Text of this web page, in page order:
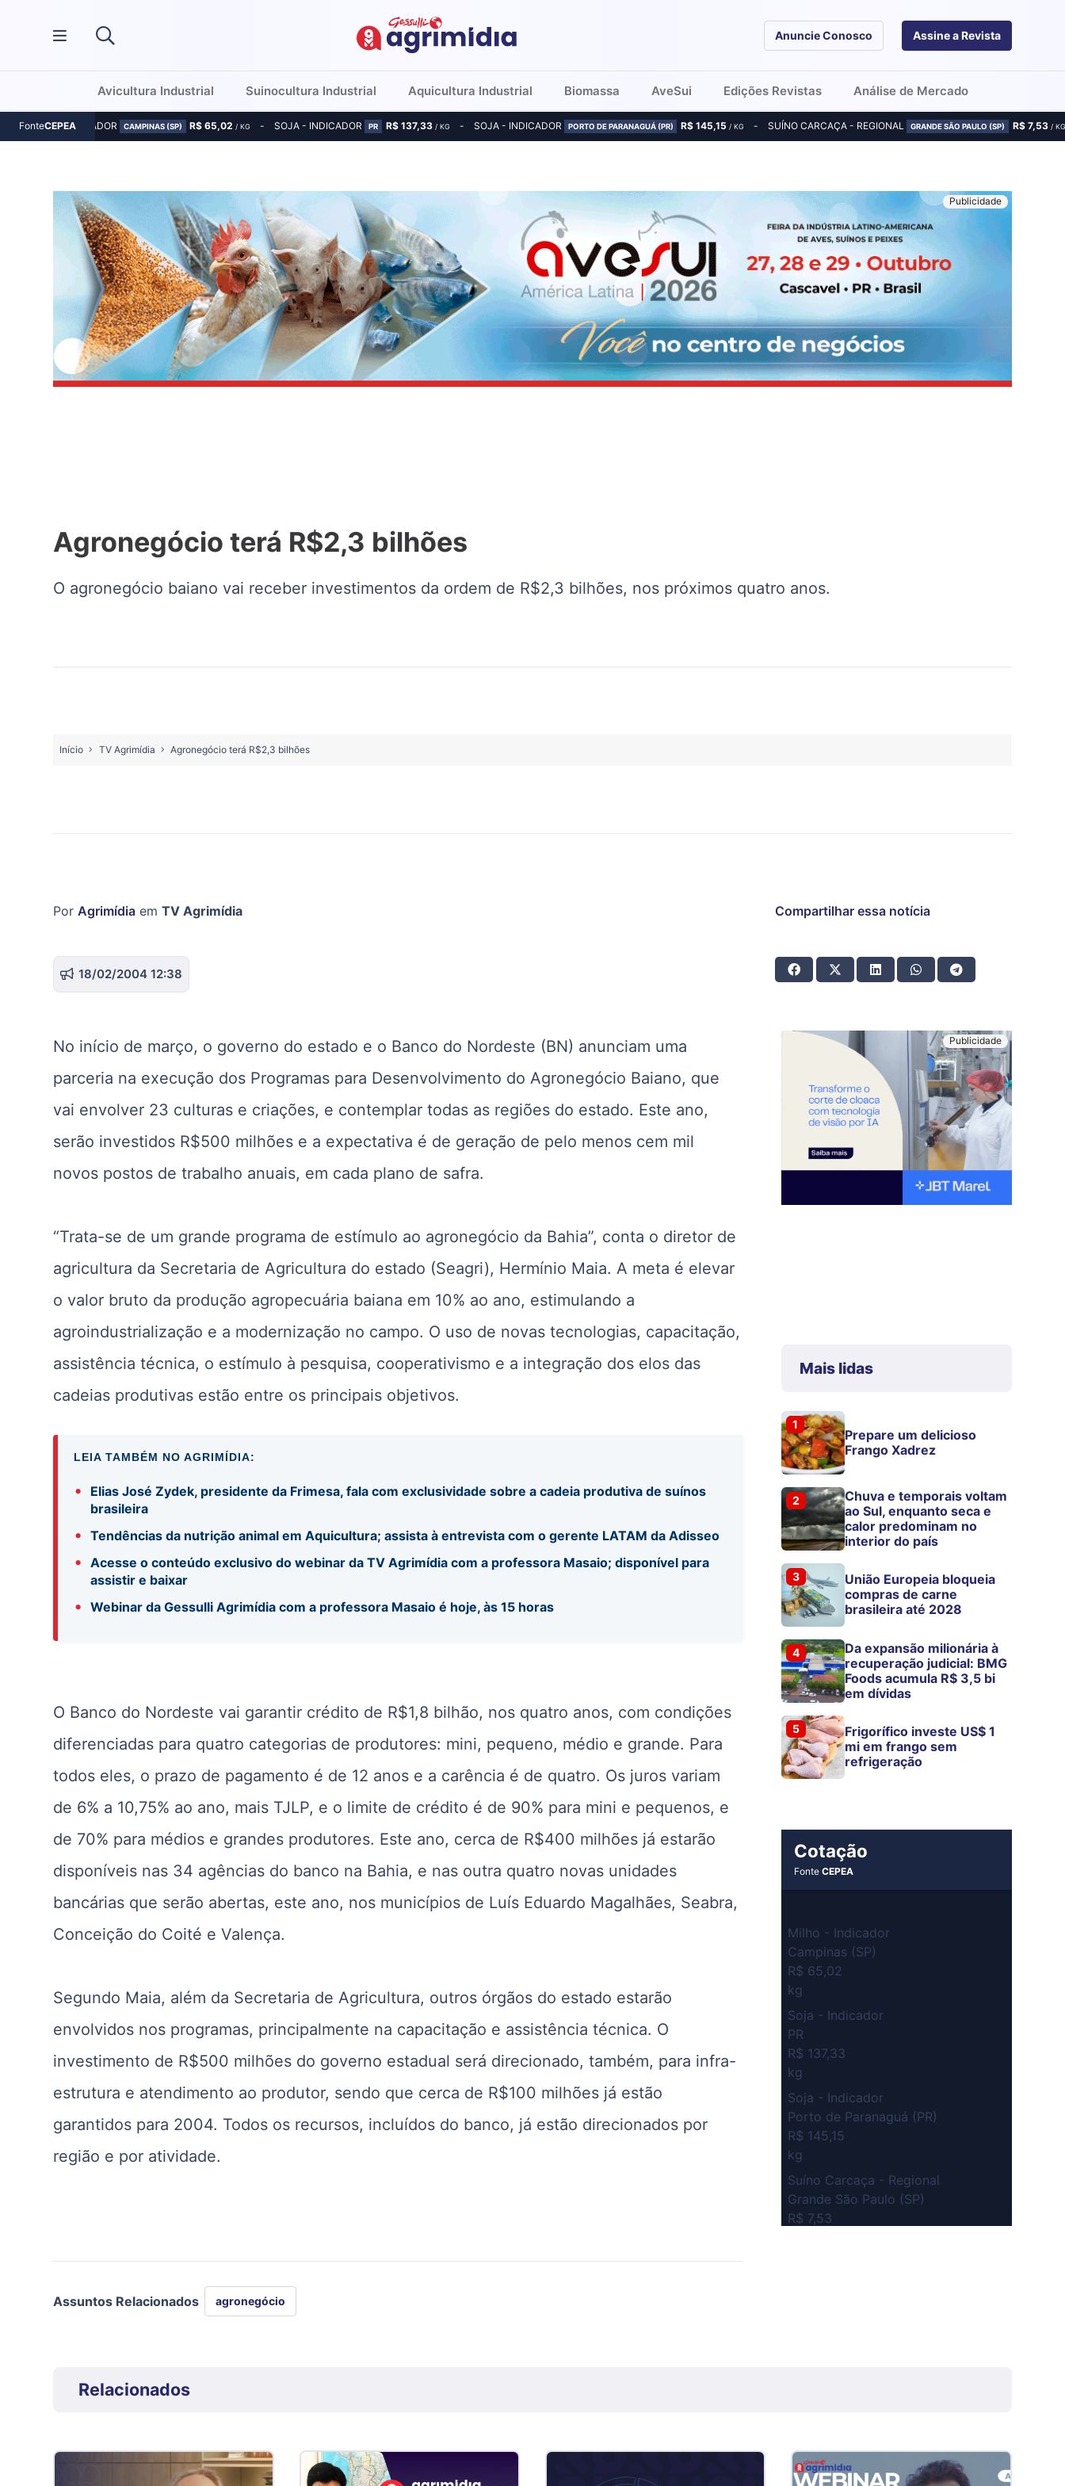
Anuncie Conosco Assine a Revista
Avicultura Industrial Suinocultura Industrial Aquicultura Industrial Biomassa AveSui Edições Revistas Análise de Mercado
FonteCEPEA
MILHO - INDICADOR CAMPINAS (SP) R$ 65,02 / KG SOJA - INDICADOR PR R$ 137,33/ KG SOJA - INDICADOR PORTO DE PARANAGUÁ (PR) R$ 145,15 / KG SUÍNO CARCAÇA - REGIONAL GRANDE SÃO PAULO (SP) R$ 7,53/ KG
Agronegócio terá R$2,3 bilhões
O agronegócio baiano vai receber investimentos da ordem de R$2,3 bilhões, nos próximos quatro anos.
Início TV Agrimídia Agronegócio terá R$2,3 bilhões
Por Agrimídia em TV Agrimídia
18/02/2004 12:38
Compartilhar essa notícia
No início de março, o governo do estado e o Banco do Nordeste (BN) anunciam uma
parceria na execução dos Programas para Desenvolvimento do Agronegócio Baiano, que
vai envolver 23 culturas e criações, e contemplar todas as regiões do estado. Este ano,
serão investidos R$500 milhões e a expectativa é de geração de pelo menos cem mil
novos postos de trabalho anuais, em cada plano de safra.
“Trata-se de um grande programa de estímulo ao agronegócio da Bahia”, conta o diretor de
agricultura da Secretaria de Agricultura do estado (Seagri), Hermínio Maia. A meta é elevar
o valor bruto da produção agropecuária baiana em 10% ao ano, estimulando a
agroindustrialização e a modernização no campo. O uso de novas tecnologias, capacitação,
assistência técnica, o estímulo à pesquisa, cooperativismo e a integração dos elos das
cadeias produtivas estão entre os principais objetivos.
LEIA TAMBÉM NO AGRIMÍDIA:
•
Elias José Zydek, presidente da Frimesa, fala com exclusividade sobre a cadeia produtiva de suínos
brasileira
• Tendências da nutrição animal em Aquicultura; assista à entrevista com o gerente LATAM da Adisseo
•
Acesse o conteúdo exclusivo do webinar da TV Agrimídia com a professora Masaio; disponível para
assistir e baixar
• Webinar da Gessulli Agrimídia com a professora Masaio é hoje, às 15 horas
O Banco do Nordeste vai garantir crédito de R$1,8 bilhão, nos quatro anos, com condições
diferenciadas para quatro categorias de produtores: mini, pequeno, médio e grande. Para
todos eles, o prazo de pagamento é de 12 anos e a carência é de quatro. Os juros variam
de 6% a 10,75% ao ano, mais TJLP, e o limite de crédito é de 90% para mini e pequenos, e
de 70% para médios e grandes produtores. Este ano, cerca de R$400 milhões já estarão
disponíveis nas 34 agências do banco na Bahia, e nas outra quatro novas unidades
bancárias que serão abertas, este ano, nos municípios de Luís Eduardo Magalhães, Seabra,
Conceição do Coité e Valença.
Segundo Maia, além da Secretaria de Agricultura, outros órgãos do estado estarão
envolvidos nos programas, principalmente na capacitação e assistência técnica. O
investimento de R$500 milhões do governo estadual será direcionado, também, para infra-
estrutura e atendimento ao produtor, sendo que cerca de R$100 milhões já estão
garantidos para 2004. Todos os recursos, incluídos do banco, já estão direcionados por
região e por atividade.
Assuntos Relacionados agronegócio
Mais lidas
1
Prepare um delicioso
Frango Xadrez
2
Chuva e temporais voltam
ao Sul, enquanto seca e
calor predominam no
interior do país
3
União Europeia bloqueia
compras de carne
brasileira até 2028
4
Da expansão milionária à
recuperação judicial: BMG
Foods acumula R$ 3,5 bi
em dívidas
5
Frigorífico investe US$ 1
mi em frango sem
refrigeração
Cotação
FonteCEPEA
Milho - Indicador
Campinas (SP)
R$ 65,02
kg
Soja - Indicador
PR
R$ 137,33
kg
Soja - Indicador
Porto de Paranaguá (PR)
R$ 145,15
kg
Suíno Carcaça - Regional
Grande São Paulo (SP)
R$ 7,53
PR
R$ 4,51
Relacionados